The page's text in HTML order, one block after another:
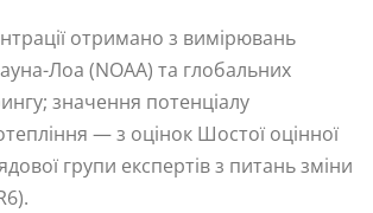
отримано з вимірювань
Лоа (NOAA) та глобальних
значення потенціалу
— з оцінок Шостої оцінної
групи експертів з питань зміни